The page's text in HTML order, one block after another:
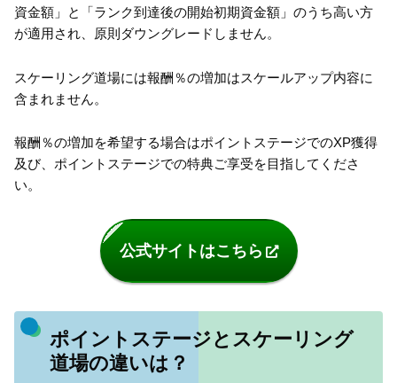
資金額」と「ランク到達後の開始初期資金額」のうち高い方
が適用され、原則ダウングレードしません。
スケーリング道場には報酬％の増加はスケールアップ内容に
含まれません。
報酬％の増加を希望する場合はポイントステージでのXP獲得
及び、ポイントステージでの特典ご享受を目指してくださ
い。
公式サイトはこちら
ポイントステージとスケーリング
道場の違いは？